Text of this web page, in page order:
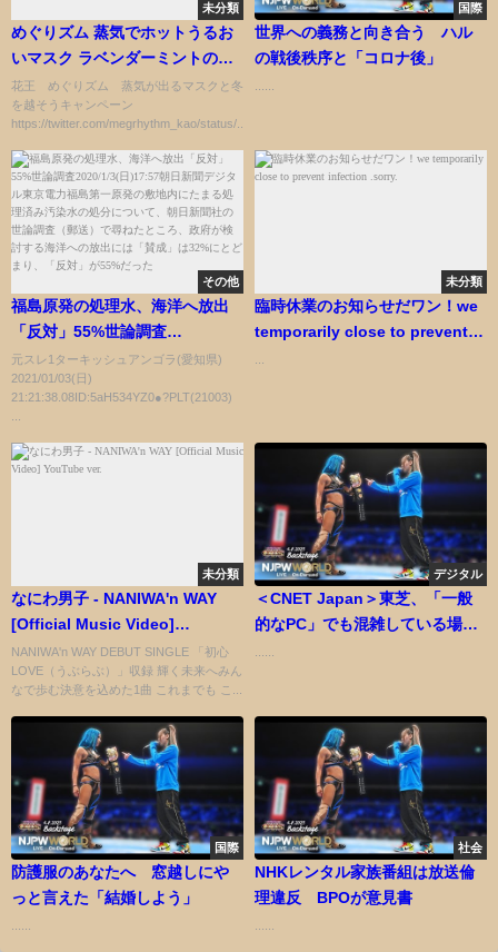
未分類
めぐりズム 蒸気でホットうるお
いマスク ラベンダーミントの香
り1枚がその場の抽選で1万名に
当たる！11/20まで
花王 めぐりズム 蒸気が出るマスクと冬
を越そうキャンペーン
https://twitter.com/megrhythm_kao/status/...
国際
世界への義務と向き合う ハル
の戦後秩序と「コロナ後」
その他
福島原発の処理水、海洋へ放出
「反対」55%世論調査
2020/1/3(日)17:57朝日新聞デジ
タル東京電力福島第一原発の敷
地内にたまる処理済み汚染水の
論調査（郵送）で尋ねたとこ
元スレ1ターキッシュアンゴラ(愛知県)
2021/01/03(日)
21:21:38.08ID:5aH534YZ0●?PLT(21003)
未分類
臨時休業のお知らせだワン！we
temporarily close to prevent
未分類
なにわ男子 - NANIWA'n WAY
[Official Music Video]
YouTube ver.
NANIWA'n WAY DEBUT SINGLE 「初心
LOVE（うぶらぶ）」収録 輝く未来へみん
なで歩む決意を込めた1曲 これまでも こ...
デジタル
＜CNET Japan＞東芝、「一般
的なPC」でも混雑している場所
国際
防護服のあなたへ 窓越しにや
っと言えた「結婚しよう」
社会
NHKレンタル家族番組は放送倫
理違反 BPOが意見書